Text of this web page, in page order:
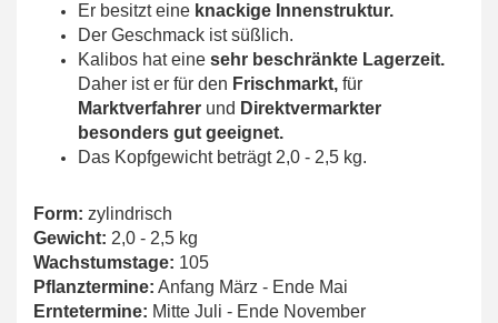
Er besitzt eine knackige Innenstruktur.
Der Geschmack ist süßlich.
Kalibos hat eine sehr beschränkte Lagerzeit.
Daher ist er für den Frischmarkt, für
Marktverfahrer und Direktvermarkter
besonders gut geeignet.
Das Kopfgewicht beträgt 2,0 - 2,5 kg.
Form: zylindrisch
Gewicht: 2,0 - 2,5 kg
Wachstumstage: 105
Pflanztermine: Anfang März - Ende Mai
Erntetermine: Mitte Juli - Ende November